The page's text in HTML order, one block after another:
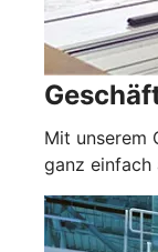
Mit unserem
ganz einfach